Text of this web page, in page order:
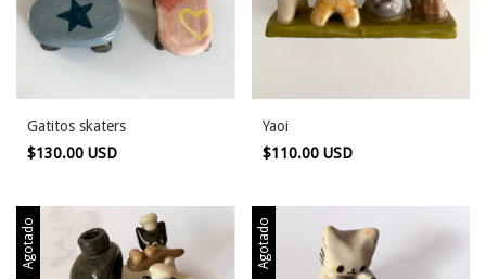
Gatitos skaters
$130.00 USD
Yaoi
$110.00 USD
Agotado Agotado